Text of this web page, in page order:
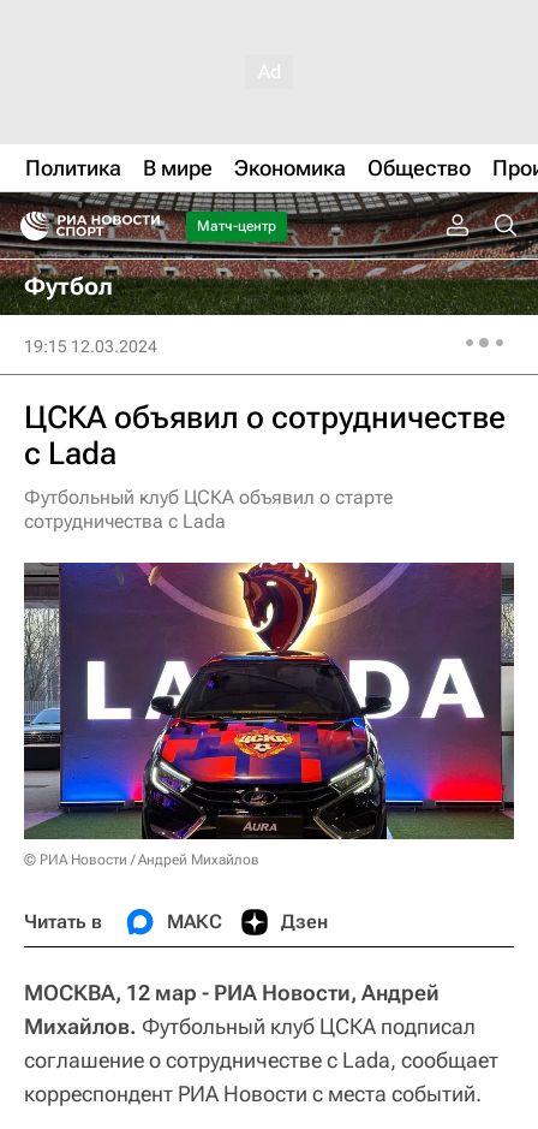
Политика В мире Экономика Общество
Матч-центр
Футбол
19:15 12.03.2024
ЦСКА объявил о сотрудничестве
с Lada
Футбольный клуб ЦСКА объявил о старте
сотрудничества с Lada
© РИА Новости / Андрей Михайлов
Читать в МАКС Дзен
МОСКВА, 12 мар - РИА Новости, Андрей
Михайлов. Футбольный клуб ЦСКА подписал
соглашение о сотрудничестве с Lada, сообщает
корреспондент РИА Новости с места событий.